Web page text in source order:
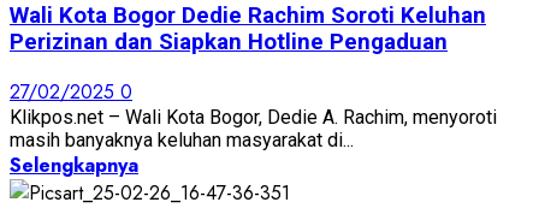
Wali Kota Bogor Dedie Rachim Soroti Keluhan
Perizinan dan Siapkan Hotline Pengaduan
27/02/2025 0
Klikpos.net – Wali Kota Bogor, Dedie A. Rachim, menyoroti
masih banyaknya keluhan masyarakat di...
Selengkapnya